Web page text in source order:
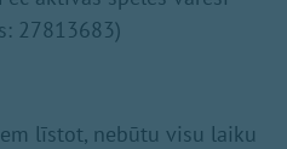
27813683)
līstot, nebūtu visu laiku